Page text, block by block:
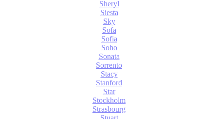
Sheryl
Siesta
Sky
Sofa
Sofia
Soho
Sonata
Sorrento
Stacy
Stanford
Star
Stockholm
Strasbourg